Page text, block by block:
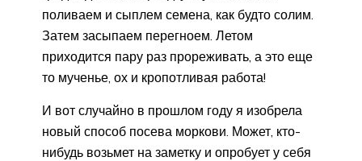
поливаем и сыплем семена, как будто солим.
Затем засыпаем перегноем. Летом
приходится пару раз прореживать, а это еще
то мученье, ох и кропотливая работа!
И вот случайно в прошлом году я изобрела
новый способ посева моркови. Может, кто-
нибудь возьмет на заметку и опробует у себя